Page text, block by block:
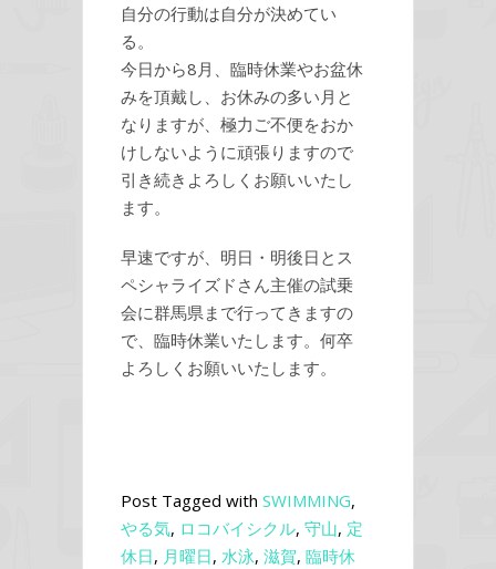
自分の行動は自分が決めてい
る。
今日から8月、臨時休業やお盆休
みを頂戴し、お休みの多い月と
なりますが、極力ご不便をおか
けしないように頑張りますので
引き続きよろしくお願いいたし
ます。
早速ですが、明日・明後日とス
ペシャライズドさん主催の試乗
会に群馬県まで行ってきますの
で、臨時休業いたします。何卒
よろしくお願いいたします。
Post Tagged with SWIMMING,
やる気, ロコバイシクル, 守山, 定
休日, 月曜日, 水泳, 滋賀, 臨時休